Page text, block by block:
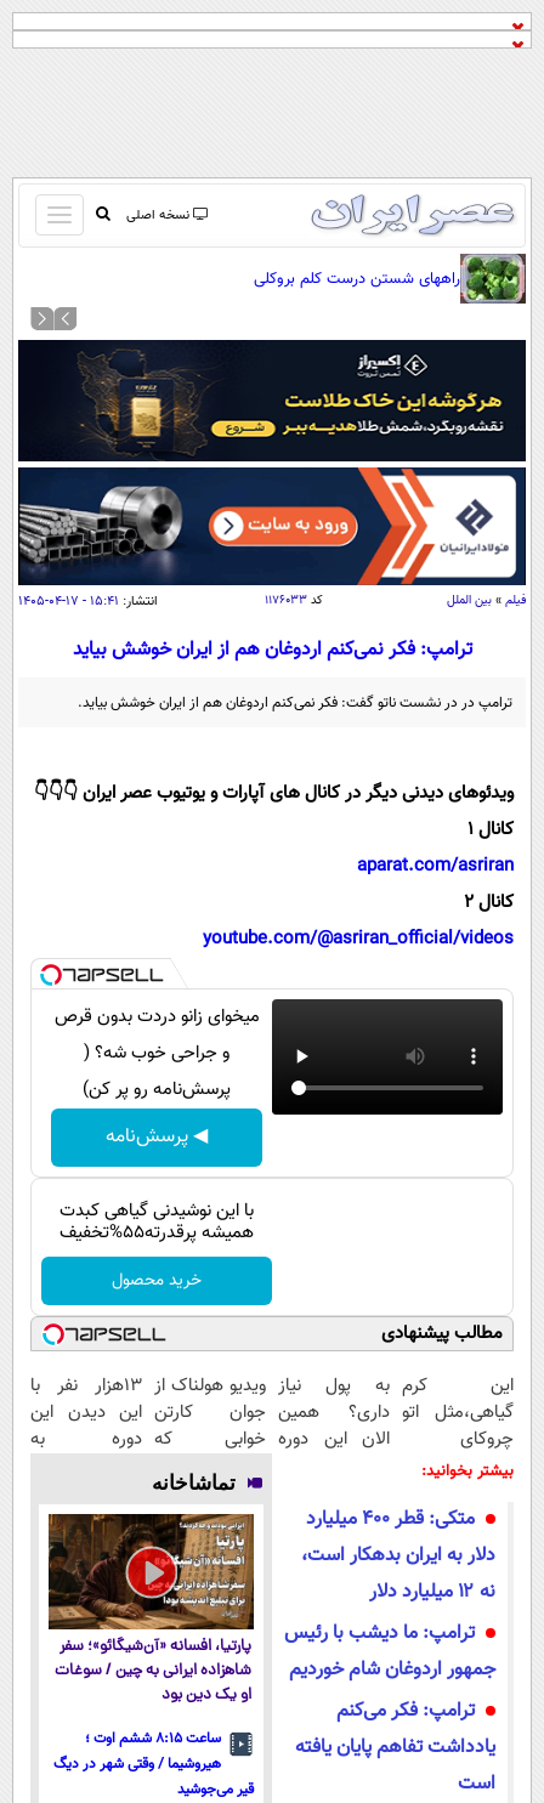
نسخه اصلی
باز
و
کردن
منو
صفحه اول
نظرسنجی
آب و هوا
سواد زندگی
سیاسی
اقتصاد
جامعه
یک برش دانایی
بین الملل
علم و دانش
اخبار کریپتو
مجله تصویری سلاح
ورزش
سلامت
بین الملل
اجتماعی
حیات وحش
سیاست خارجی
خواندنی ها و دیدنی ها
داستان کوتاه
آشپزی
آموزش زبان
راههای شستن درست کلم بروکلی
فیلم » بین الملل کد۱۱۷۶۰۳۳ انتشار: ۱۵:۴۱ - ۱۷-۰۴-۱۴۰۵
ترامپ: فکر نمی‌کنم اردوغان هم از ایران خوشش بیاید
ترامپ در در نشست ناتو گفت: فکر نمی‌کنم اردوغان هم از ایران خوشش بیاید.
ویدئوهای دیدنی دیگر در کانال های آپارات و یوتیوب عصر ایران 👇👇👇
کانال 1
aparat.com/asriran
کانال 2
youtube.com/@asriran_official/videos
میخوای زانو دردت بدون قرص
و جراحی خوب شه؟ (
پرسش‌نامه رو پر کن)
◀ پرسش‌نامه
با این نوشیدنی گیاهی کبدت
همیشه پرقدرته55%تخفیف
خرید محصول
مطالب پیشنهادی
این کرم
گیاهی،مثل اتو
چروکای
پوستتوصاف
به پول نیاز
داری؟ همین
الان این دوره
نشده!
ویدیو هولناک از
جوان کارتن
خوابی که
میلیاردر شد.
آموزش رایگان
13هزار نفر با
این دیدن این
دوره به
ثبت‌‌نام رایگان
بیشتر بخوانید:
متکی: قطر ۴۰۰ میلیارد
دلار به ایران بدهکار است،
نه ۱۲ میلیارد دلار
ترامپ: ما دیشب با رئیس
جمهور اردوغان شام خوردیم
ترامپ: فکر می‌کنم
یادداشت تفاهم پایان یافته
است
تماشاخانه
پارتیا، افسانه «آن‌شیگائو»؛ سفر
شاهزاده ایرانی به چین / سوغات
او یک دین بود
ساعت ۸:۱۵ ششم اوت ؛
هیروشیما / وقتی شهر در دیگ
قیر می‌جوشید